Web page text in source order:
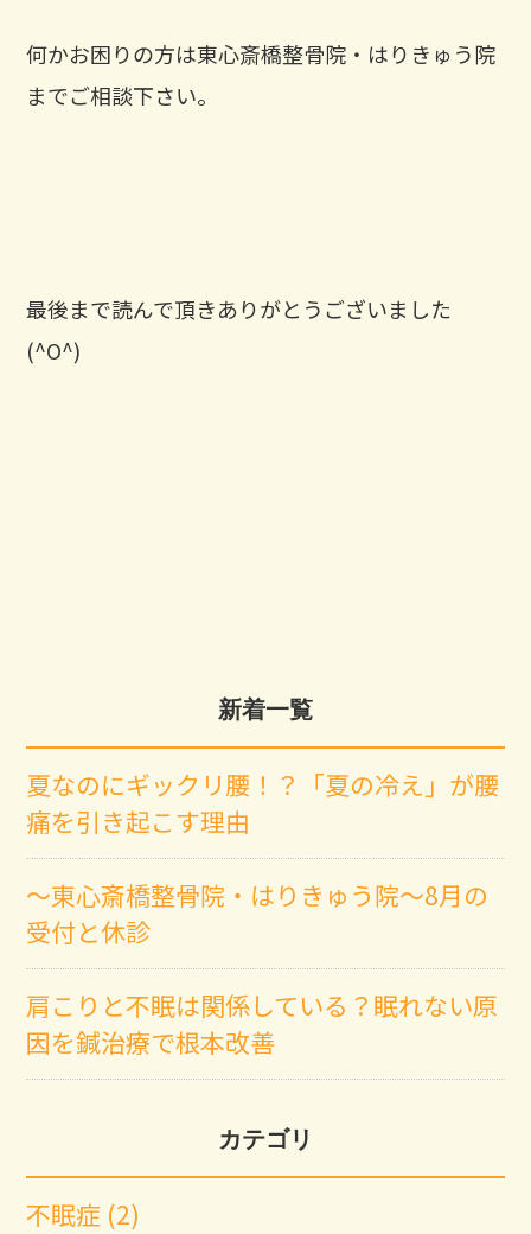
何かお困りの方は東心斎橋整骨院・はりきゅう院
までご相談下さい。
最後まで読んで頂きありがとうございました
(^O^)
新着一覧
夏なのにギックリ腰！？「夏の冷え」が腰
痛を引き起こす理由
～東心斎橋整骨院・はりきゅう院～8月の
受付と休診
肩こりと不眠は関係している？眠れない原
因を鍼治療で根本改善
カテゴリ
不眠症 (2)